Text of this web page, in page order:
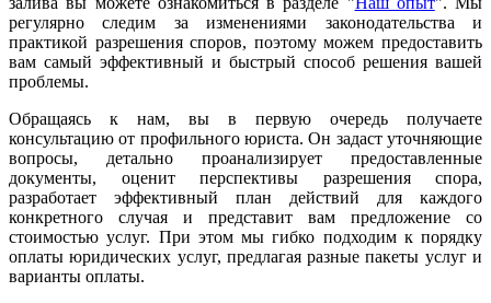
регулярно следим за изменениями законодательства и
практикой разрешения споров, поэтому можем предоставить
вам самый эффективный и быстрый способ решения вашей
проблемы.
Обращаясь к нам, вы в первую очередь получаете
консультацию от профильного юриста. Он задаст уточняющие
вопросы, детально проанализирует предоставленные
документы, оценит перспективы разрешения спора,
разработает эффективный план действий для каждого
конкретного случая и представит вам предложение со
стоимостью услуг. При этом мы гибко подходим к порядку
оплаты юридических услуг, предлагая разные пакеты услуг и
варианты оплаты.